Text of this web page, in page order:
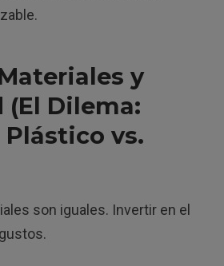
y
(El Dilema:
Plástico vs.
son iguales. Invertir en el